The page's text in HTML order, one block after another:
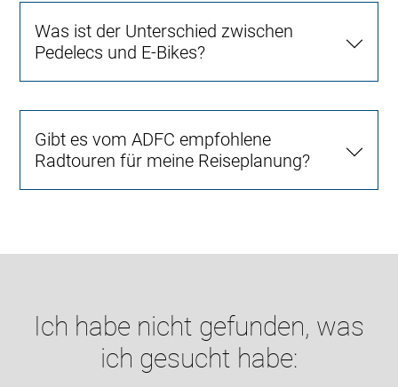
Was ist der Unterschied zwischen
Pedelecs und E-Bikes?
Gibt es vom ADFC empfohlene
Radtouren für meine Reiseplanung?
Ich habe nicht gefunden, was
ich gesucht habe: